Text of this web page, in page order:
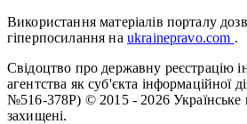
Використання матеріалів порталу
гіперпосилання на ukrainepravo.com .
Свідоцтво про державну реєстрацію
агентства як суб'єкта інформаційної
№516-378Р) © 2015 - 2026 Українське
захищені.